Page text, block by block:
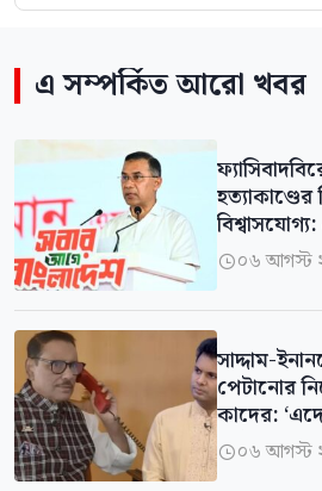
এ সম্পর্কিত আরো খবর
হত্যাকাণ্ডের
বিশ্বাসযোগ্য:
০৬ আগস্ট
সাদ্দাম-
পেটানোর
কাদের:
পেটাও না
০৬ আগস্ট